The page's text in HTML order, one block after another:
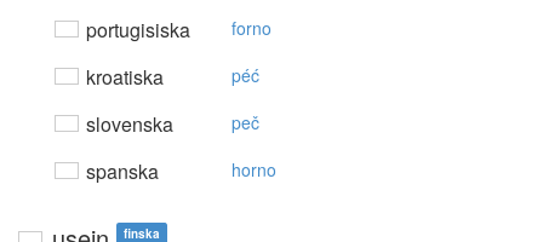
portugisiska forno
kroatiska péć
slovenska peč
spanska horno
finska